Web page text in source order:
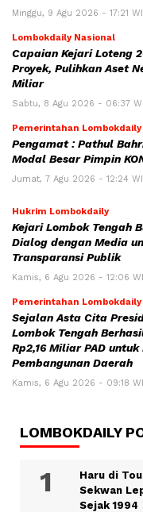
Minggu, 9 Agu 2026 - 17:21
Lombokdaily Nasional
Capaian Kejari Loteng
Proyek, Pulihkan Aset
Miliar
Sabtu, 8 Agu 2026 - 06:37
Pemerintahan Lombokdaily
Pengamat : Pathul
Modal Besar Pimpin
Jumat, 7 Agu 2026 - 12:24
Hukrim Lombokdaily
Kejari Lombok Tengah
Dialog dengan Media
Transparansi Publik
Kamis, 6 Agu 2026 - 12:06
Pemerintahan Lombokdaily
Sejalan Asta Cita
Lombok Tengah
Rp2,16 Miliar PAD
Pembangunan Daerah
Kamis, 6 Agu 2026 - 09:18
LOMBOKDAILY
Haru di
Sekwan
Sejak 1994